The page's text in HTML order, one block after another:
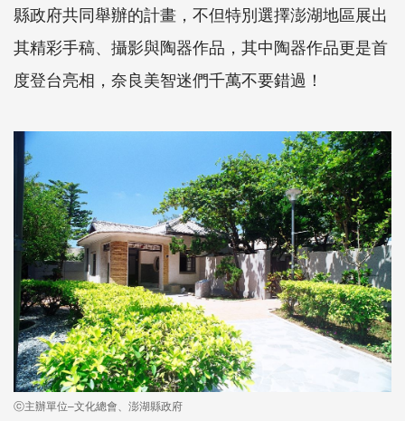
縣政府共同舉辦的計畫，不但特別選擇澎湖地區展出
其精彩手稿、攝影與陶器作品，其中陶器作品更是首
度登台亮相，奈良美智迷們千萬不要錯過！
ⓒ主辦單位–文化總會、澎湖縣政府